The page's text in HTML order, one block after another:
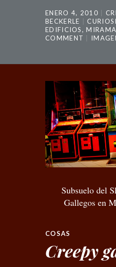
ENERO 4, 2010
BECKERLE
EDIFICIOS,
COMMENT
Subsuelo del
Gallegos en
COSAS
Creepy